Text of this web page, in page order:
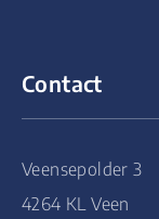
Contact
Veensepolder 3
4264 KL Veen